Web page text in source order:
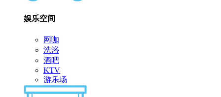
娱乐空间
网咖
洗浴
酒吧
KTV
游乐场